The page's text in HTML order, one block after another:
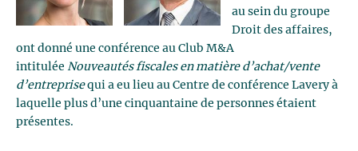
au sein du groupe
Droit des affaires,
ont donné une conférence au Club M&A
intitulée Nouveautés fiscales en matière d’achat/vente
d’entreprisequi a eu lieu au Centre de conférence Lavery à
laquelle plus d’une cinquantaine de personnes étaient
présentes.